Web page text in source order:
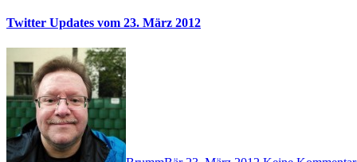
Twitter Updates vom 23. März 2012